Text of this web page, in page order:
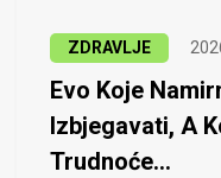
ZDRAVLJE
Evo Koje
Izbjegavati, A
Trudnoće...